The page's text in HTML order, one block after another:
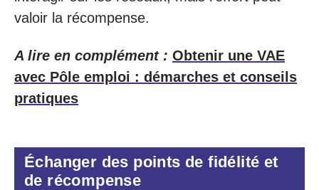
valoir la récompense.
A lire en complément : Obtenir une VAE
avec Pôle emploi : démarches et conseils
pratiques
Échanger des points de fidélité et
de récompense